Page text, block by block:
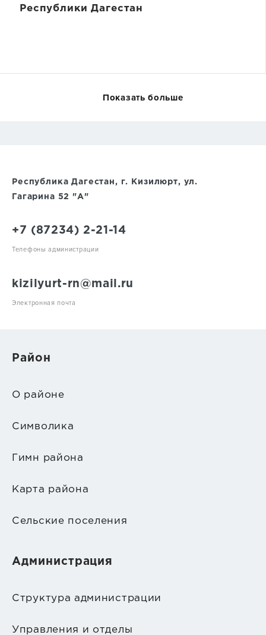
Республики Дагестан
Показать больше
Республика Дагестан, г. Кизилюрт, ул.
Гагарина 52 "А"
+7 (87234) 2-21-14
Телефоны администрации
kizilyurt-rn@mail.ru
Электронная почта
Район
О районе
Символика
Гимн района
Карта района
Сельские поселения
Администрация
Структура администрации
Управления и отделы